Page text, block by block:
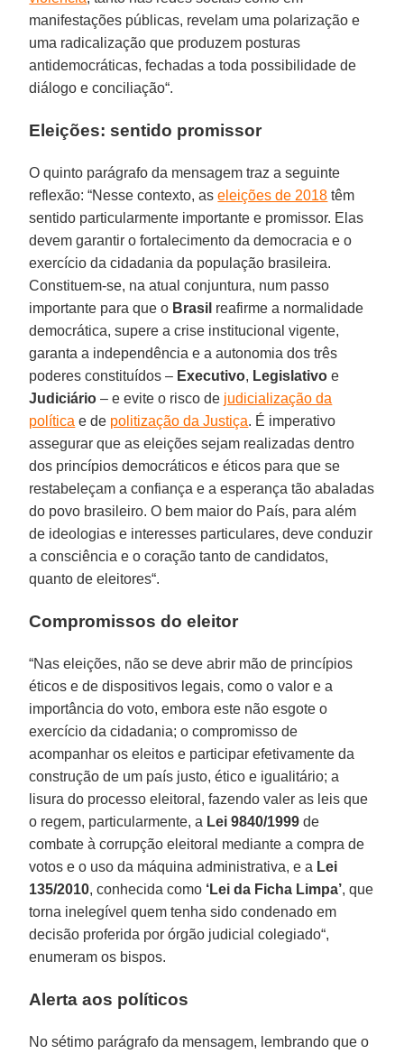
manifestações públicas, revelam uma polarização e
uma radicalização que produzem posturas
antidemocráticas, fechadas a toda possibilidade de
diálogo e conciliação“.
Eleições: sentido promissor
O quinto parágrafo da mensagem traz a seguinte
reflexão: “Nesse contexto, aseleições de 2018 têm
sentido particularmente importante e promissor. Elas
devem garantir o fortalecimento da democracia e o
exercício da cidadania da população brasileira.
Constituem-se, na atual conjuntura, num passo
importante para que o Brasil reafirme a normalidade
democrática, supere a crise institucional vigente,
garanta a independência e a autonomia dos três
poderes constituídos – Executivo, Legislativo e
Judiciário – e evite o risco de judicialização da
política e de politização da Justiça. É imperativo
assegurar que as eleições sejam realizadas dentro
dos princípios democráticos e éticos para que se
restabeleçam a confiança e a esperança tão abaladas
do povo brasileiro. O bem maior do País, para além
de ideologias e interesses particulares, deve conduzir
a consciência e o coração tanto de candidatos,
quanto de eleitores“.
Compromissos do eleitor
“Nas eleições, não se deve abrir mão de princípios
éticos e de dispositivos legais, como o valor e a
importância do voto, embora este não esgote o
exercício da cidadania; o compromisso de
acompanhar os eleitos e participar efetivamente da
construção de um país justo, ético e igualitário; a
lisura do processo eleitoral, fazendo valer as leis que
o regem, particularmente, a Lei 9840/1999 de
combate à corrupção eleitoral mediante a compra de
votos e o uso da máquina administrativa, e a Lei
135/2010, conhecida como ‘Lei da Ficha Limpa’, que
torna inelegível quem tenha sido condenado em
decisão proferida por órgão judicial colegiado“,
enumeram os bispos.
Alerta aos políticos
No sétimo parágrafo da mensagem, lembrando que o